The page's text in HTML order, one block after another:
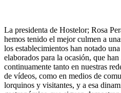
La presidenta de Hostelor; Rosa
hemos tenido el mejor culmen a
los establecimientos han notado
elaborados para la ocasión, que
continuamente tanto en nuestras
de vídeos, como en medios de
lorquinos y visitantes, y a esa